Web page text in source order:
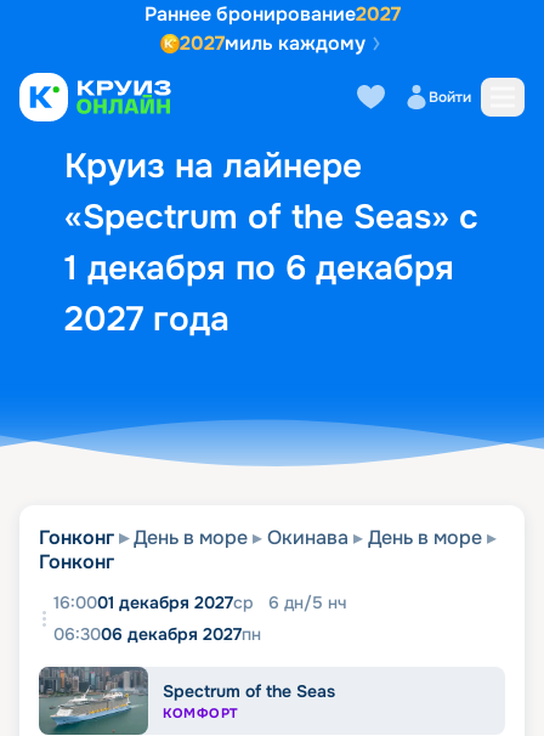
Раннее бронирование2027
2027миль каждому
Войти
Круиз на лайнере
«Spectrum of the Seas» с
1 декабря по 6 декабря
2027 года
Выбор кают Маршрут и
Гонконг День в море Окинава
День в море
Гонконг
16:0001 декабря 2027ср 6 дн/5 нч
06:3006 декабря 2027пн
Spectrum of the Seas
КОМФОРТ